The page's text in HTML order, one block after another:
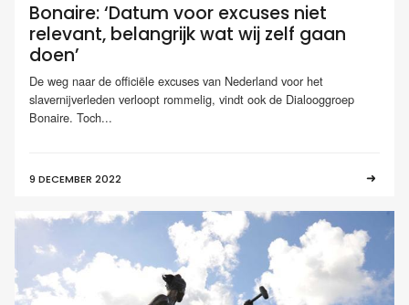
Bonaire: ‘Datum voor excuses niet
relevant, belangrijk wat wij zelf gaan
doen’
De weg naar de officiële excuses van Nederland voor het
slavernijverleden verloopt rommelig, vindt ook de Dialooggroep
Bonaire. Toch...
9 DECEMBER 2022